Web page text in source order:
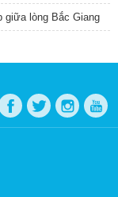
giữa lòng Bắc Giang